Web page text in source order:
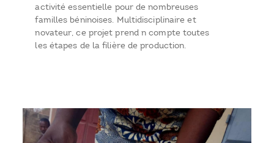
activité essentielle pour de nombreuses
familles béninoises. Multidisciplinaire et
novateur, ce projet prend n compte toutes
les étapes de la filière de production.